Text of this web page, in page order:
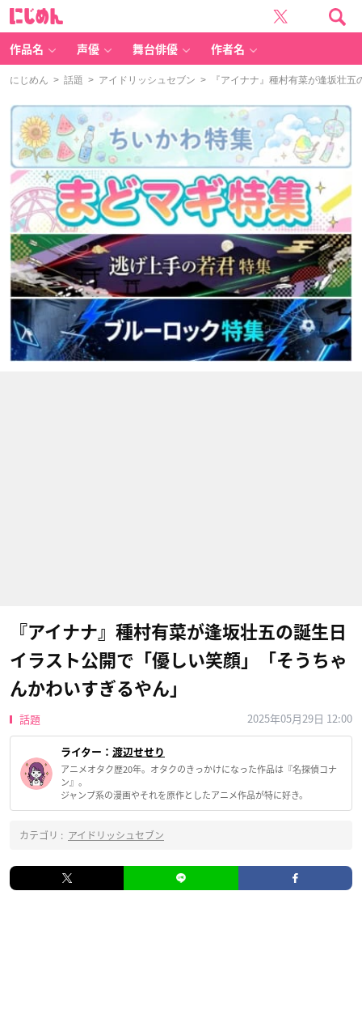
作品名 声優 舞台俳優 作者名
にじめん > 話題 > アイドリッシュセブン > 『アイナナ』種村有菜が逢坂壮五
『アイナナ』種村有菜が逢坂壮五の誕生日
イラスト公開で「優しい笑顔」「そうちゃ
んかわいすぎるやん」
話題 2025年05月29日 12:00
ライター： 渡辺せせり
アニメオタク歴20年。オタクのきっかけになった作品は『名探偵コナ
ン』。
ジャンプ系の漫画やそれを原作としたアニメ作品が特に好き。
カテゴリ : アイドリッシュセブン